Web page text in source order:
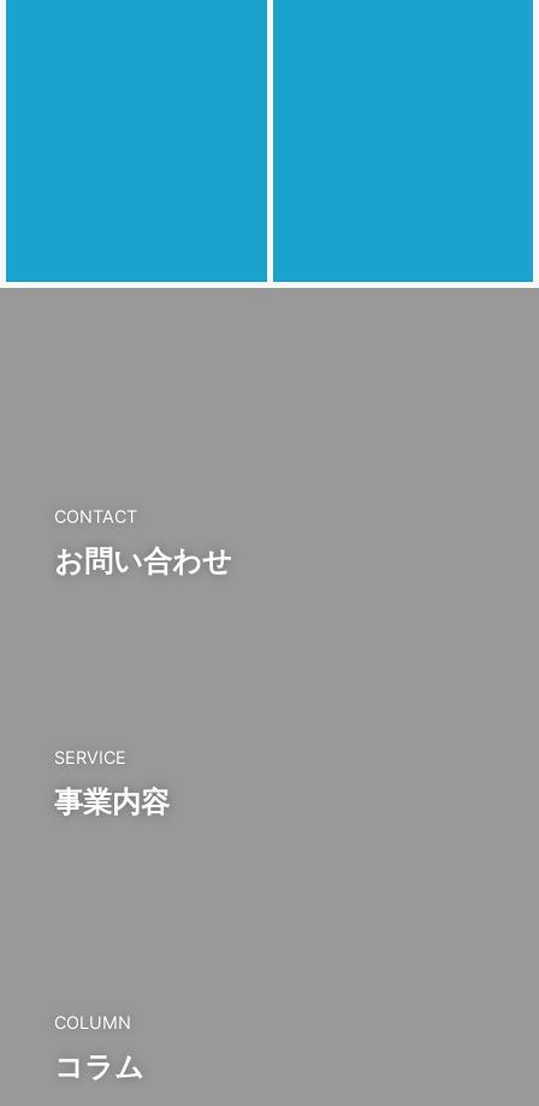
CONTACT
お問い合わせ
SERVICE
事業内容
COLUMN
コラム